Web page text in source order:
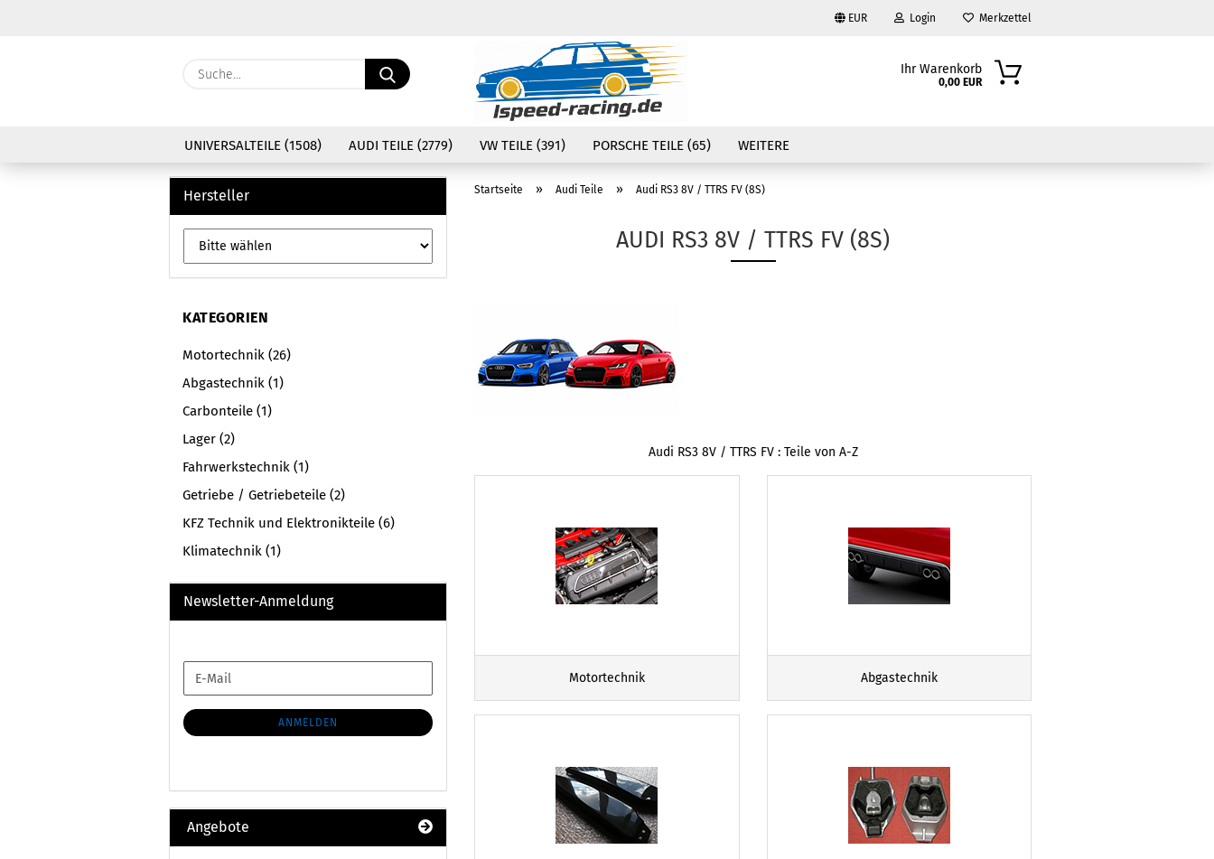
EUR
Währung auswählen
Login Merkzettel
Suche... Ihr Warenkorb
0,00 EUR
UNIVERSALTEILE (1508) AUDI TEILE (2779) VW TEILE (391) PORSCHE TEILE (65) WEITERE
Startseite » Audi Teile » Audi RS3 8V / TTRS FV (8S)
AUDI RS3 8V / TTRS FV (8S)
Audi RS3 8V / TTRS FV : Teile von A-Z
Motortechnik Abgastechnik
Hersteller
KATEGORIEN
Motortechnik (26)
Abgastechnik (1)
Carbonteile (1)
Lager (2)
Fahrwerkstechnik (1)
Getriebe / Getriebeteile (2)
KFZ Technik und Elektronikteile (6)
Klimatechnik (1)
Newsletter-Anmeldung
ZUR
ANMELDUNG
E-
Mail
ANMELDEN
Angebote